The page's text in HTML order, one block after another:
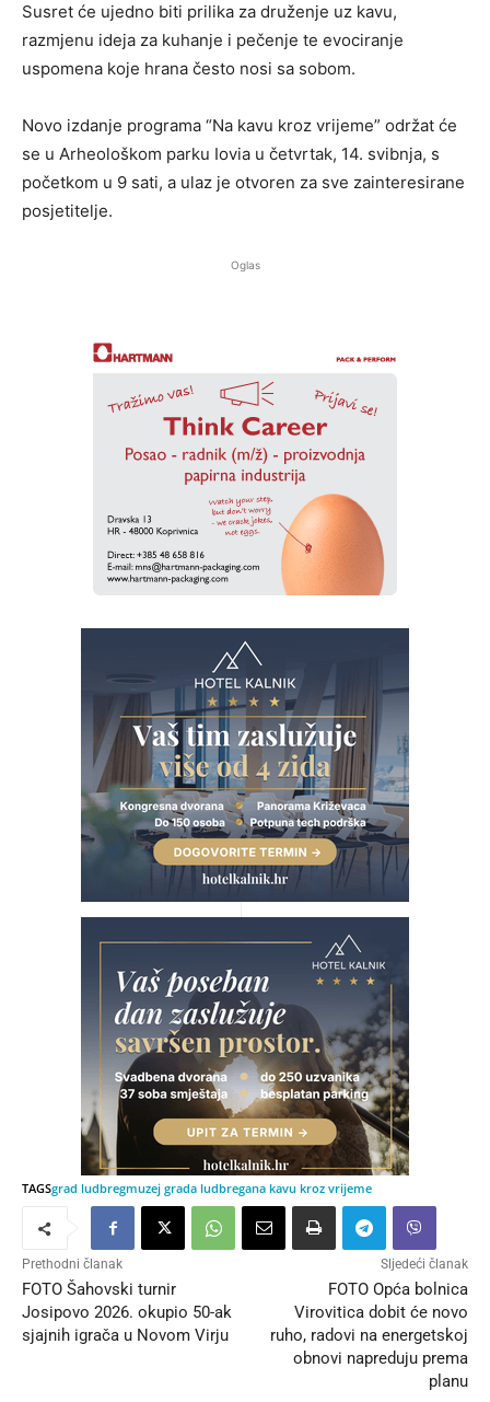
Susret će ujedno biti prilika za druženje uz kavu,
razmjenu ideja za kuhanje i pečenje te evociranje
uspomena koje hrana često nosi sa sobom.
Novo izdanje programa “Na kavu kroz vrijeme” održat će
se u Arheološkom parku Iovia u četvrtak, 14. svibnja, s
početkom u 9 sati, a ulaz je otvoren za sve zainteresirane
posjetitelje.
Oglas
TAGSgrad ludbregmuzej grada ludbregana kavu kroz vrijeme
Prethodni članak
FOTO Šahovski turnir
Josipovo 2026. okupio 50-ak
sjajnih igrača u Novom Virju
Sljedeći članak
FOTO Opća bolnica
Virovitica dobit će novo
ruho, radovi na energetskoj
obnovi napreduju prema
planu